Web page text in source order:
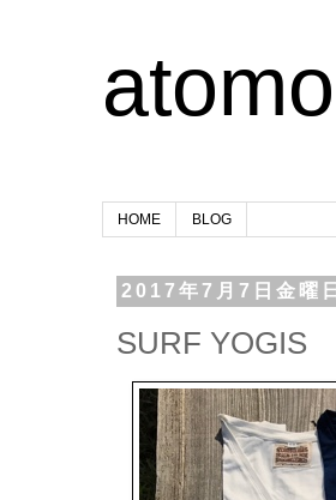
HOME BLOG
2017年7月7日金曜日
SURF YOGIS